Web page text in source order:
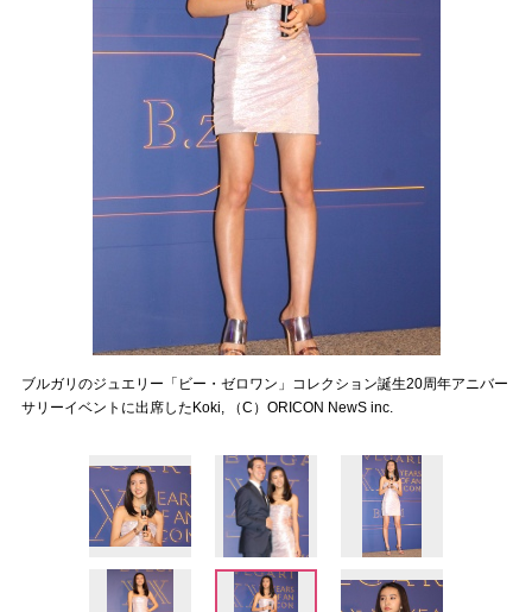
ブルガリのジュエリー「ビー・ゼロワン」コレクション誕生20周年アニバー
サリーイベントに出席したKoki, （C）ORICON NewS inc.